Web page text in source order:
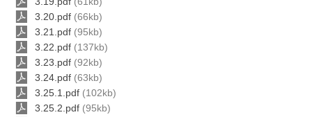
3.20.pdf (66kb)
3.21.pdf (95kb)
3.22.pdf (137kb)
3.23.pdf (92kb)
3.24.pdf (63kb)
3.25.1.pdf (102kb)
3.25.2.pdf (95kb)